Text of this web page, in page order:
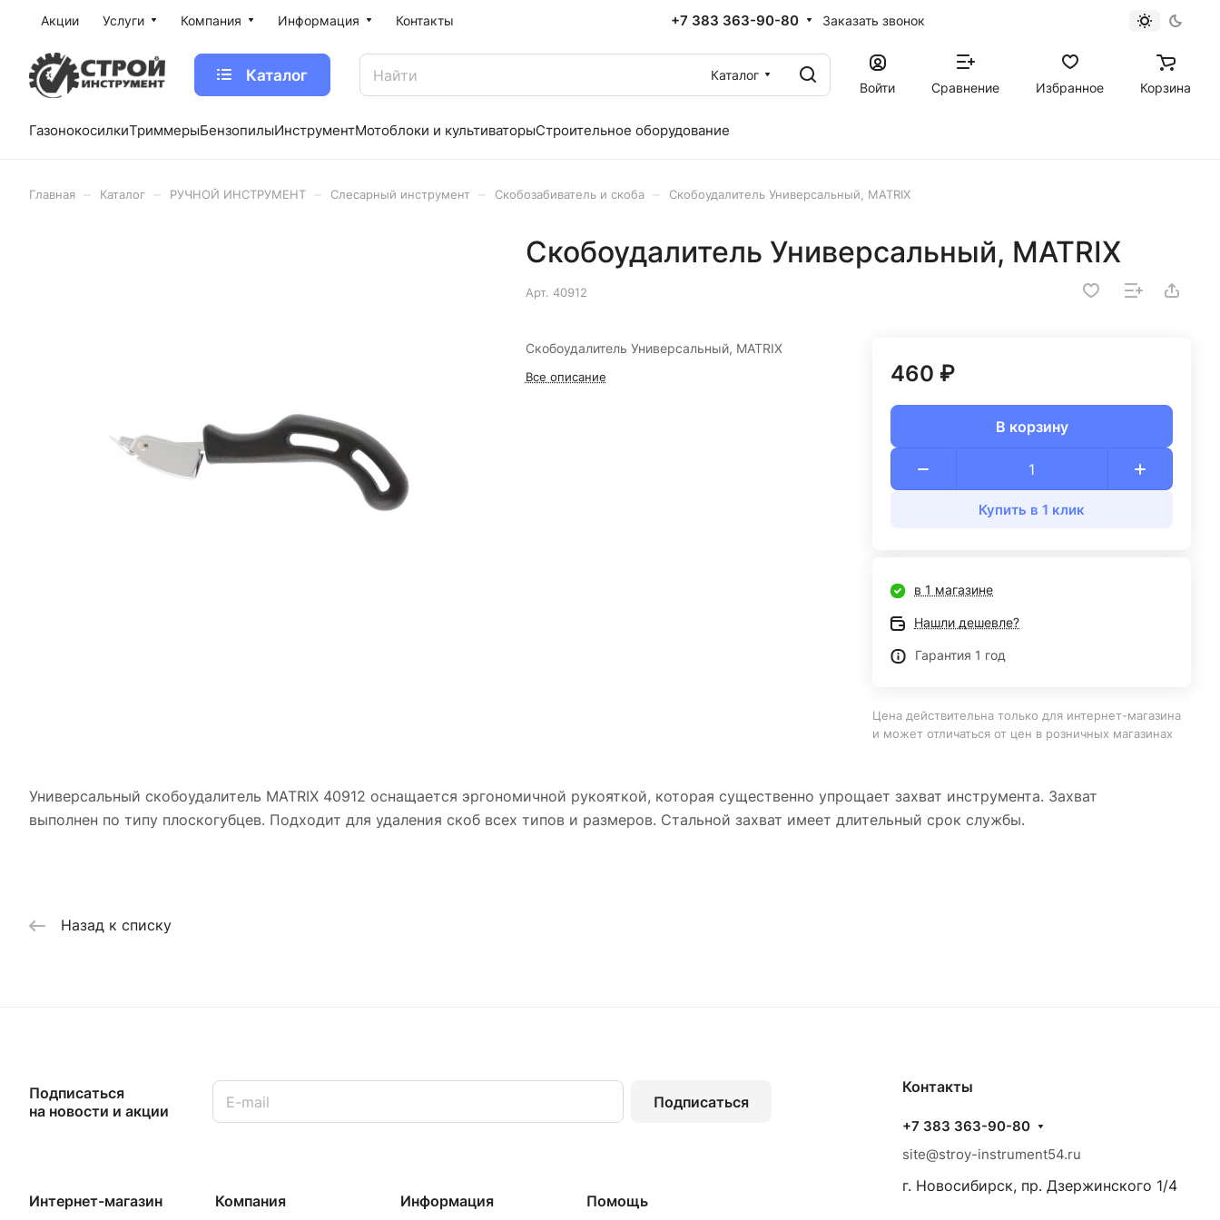
Акции Услуги Компания Информация Контакты +7 383 363-90-80 Заказать звонок
Каталог
Каталог
Войти
Сравнение Избранное Корзина
ГазонокосилкиТриммерыБензопилыИнструментМотоблоки и культиваторыСтроительное оборудование
Главная Каталог РУЧНОЙ ИНСТРУМЕНТ Слесарный инструмент Скобозабиватель и скоба Скобоудалитель Универсальный, MATRIX
Скобоудалитель Универсальный, MATRIX
Арт. 40912
Скобоудалитель Универсальный, MATRIX
Все описание 460 ₽
В корзину
Купить в 1 клик
в 1 магазине
Нашли дешевле?
Гарантия 1 год
Цена действительна только для интернет-магазина
и может отличаться от цен в розничных магазинах
Универсальный скобоудалитель MATRIX 40912 оснащается эргономичной рукояткой, которая существенно упрощает захват инструмента. Захват
выполнен по типу плоскогубцев. Подходит для удаления скоб всех типов и размеров. Стальной захват имеет длительный срок службы.
Назад к списку
Подписаться
на новости и акции
Подписаться
Интернет-магазин Компания Информация Помощь
Контакты
+7 383 363-90-80
site@stroy-instrument54.ru
г. Новосибирск, пр. Дзержинского 1/4